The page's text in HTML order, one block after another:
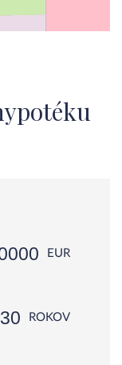
EUR
ROKOV